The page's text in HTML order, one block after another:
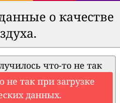
о качестве
что-то не так
не так при загрузке
данных.